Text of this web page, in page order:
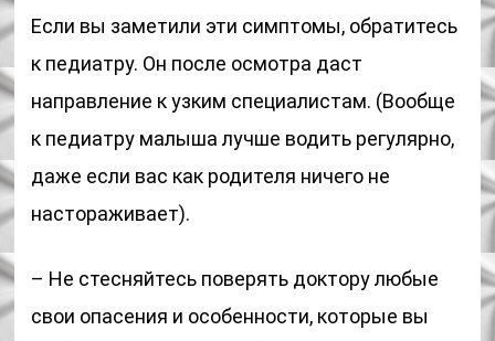
Если вы заметили эти симптомы, обратитесь
к педиатру. Он после осмотра даст
направление к узким специалистам. (Вообще
к педиатру малыша лучше водить регулярно,
даже если вас как родителя ничего не
настораживает).
– Не стесняйтесь поверять доктору любые
свои опасения и особенности, которые вы